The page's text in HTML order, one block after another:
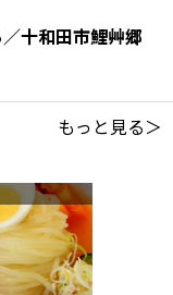
十和田市鯉艸郷
もっと見る＞